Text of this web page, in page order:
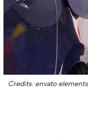
Credits: envato